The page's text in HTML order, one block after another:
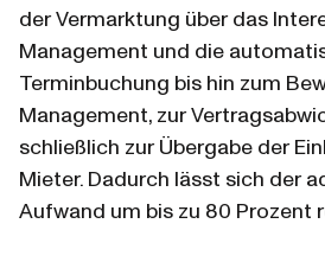
der Vermarktung über das
Management und die
Terminbuchung bis hin zum
Management, zur
schließlich zur Übergabe der
Mieter. Dadurch lässt sich der
Aufwand um bis zu 80 Prozent